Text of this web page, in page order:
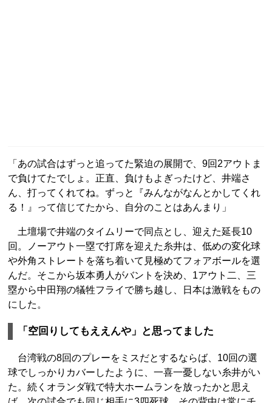
「あの試合はずっと追ってた緊迫の展開で、9回2アウトま
で負けてたでしょ。正直、負けもよぎったけど、井端さ
ん、打ってくれてね。ずっと『みんながなんとかしてくれ
る！』って信じてたから、自分のことはあんまり」
土壇場で井端のタイムリーで同点とし、迎えた延長10
回。ノーアウト一塁で打席を迎えた糸井は、低めの変化球
や外角ストレートを落ち着いて見極めてフォアボールを選
んだ。そこから坂本勇人がバントを決め、1アウト二、三
塁から中田翔の犠牲フライで勝ち越し、日本は激戦をもの
にした。
「空回りしてもええんや」と思ってました
台湾戦の8回のプレーをミスだとするならば、10回の選
球でしっかりカバーしたように、一喜一憂しない糸井がい
た。続くオランダ戦で特大ホームランを放ったかと思え